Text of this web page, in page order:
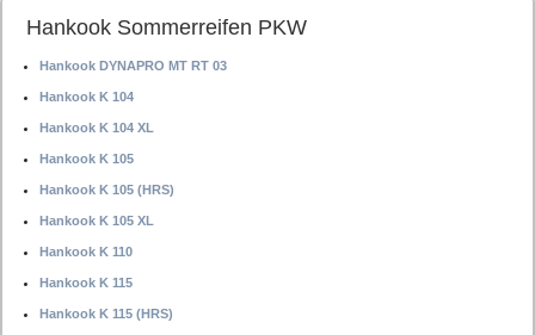
Hankook Sommerreifen PKW
Hankook DYNAPRO MT RT 03
Hankook K 104
Hankook K 104 XL
Hankook K 105
Hankook K 105 (HRS)
Hankook K 105 XL
Hankook K 110
Hankook K 115
Hankook K 115 (HRS)